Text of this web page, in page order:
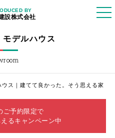
BY
設株式会社
モデルハウス
ス｜建てて良かった。そう思える家
ご予約限定で
るキャンペーン中